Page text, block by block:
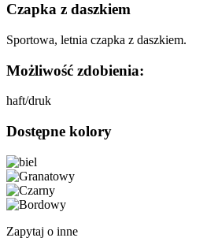
Czapka z daszkiem
Sportowa, letnia czapka z daszkiem.
Możliwość zdobienia:
haft/druk
Dostępne kolory
Zapytaj o inne